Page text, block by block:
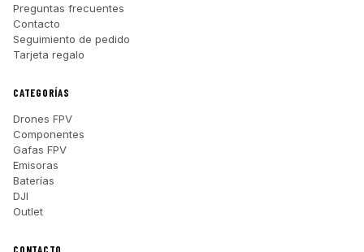
Preguntas frecuentes
Contacto
Seguimiento de pedido
Tarjeta regalo
CATEGORÍAS
Drones FPV
Componentes
Gafas FPV
Emisoras
Baterías
DJI
Outlet
CONTACTO